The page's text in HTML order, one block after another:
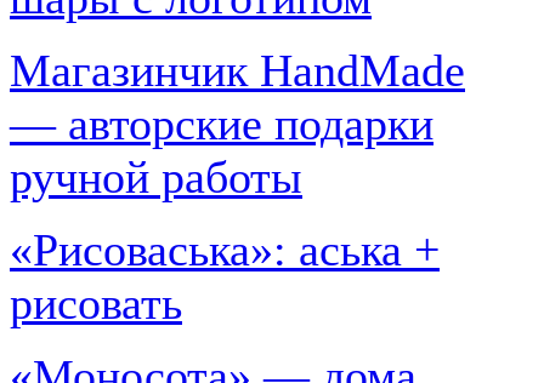
Магазинчик HandMade
— авторские подарки
ручной работы
«Рисоваська»: аська +
рисовать